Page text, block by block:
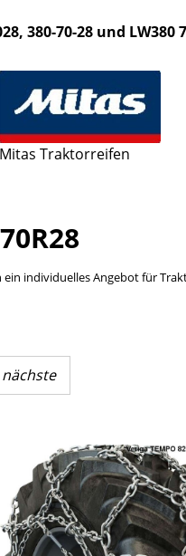
380-70-28 und LW380
Mitas Traktorreifen
individuelles Angebot für
nächste